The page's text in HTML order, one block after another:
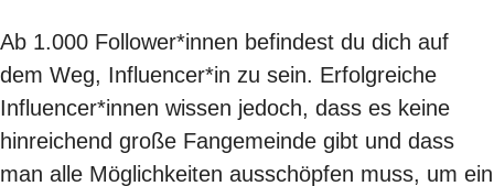
Ab 1.000 Follower*innen befindest du dich auf
dem Weg, Influencer*in zu sein. Erfolgreiche
Influencer*innen wissen jedoch, dass es keine
hinreichend große Fangemeinde gibt und dass
man alle Möglichkeiten ausschöpfen muss, um ein